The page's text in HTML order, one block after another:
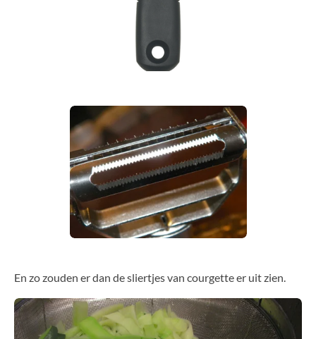
En zo zouden er dan de sliertjes van courgette er uit zien.